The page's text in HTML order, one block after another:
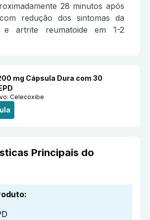
28 minutos após
redução dos sintomas da
e artrite reumatoide em 1-2
mg Cápsula Dura com 30
Celecoxibe
Principais do
: